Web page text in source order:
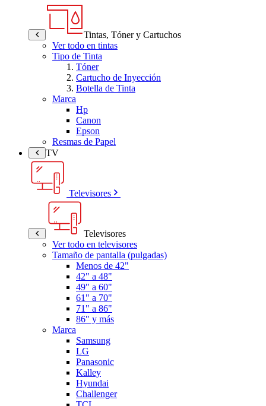
Tintas, Tóner y Cartuchos
Ver todo en tintas
Tipo de Tinta
Tóner
Cartucho de Inyección
Botella de Tinta
Marca
Hp
Canon
Epson
Resmas de Papel
TV
Televisores
Televisores
Ver todo en televisores
Tamaño de pantalla (pulgadas)
Menos de 42"
42" a 48"
49" a 60"
61" a 70"
71" a 86"
86" y más
Marca
Samsung
LG
Panasonic
Kalley
Hyundai
Challenger